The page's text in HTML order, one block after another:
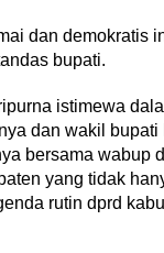
dan demokratis
bupati.
istimewa
dan wakil
bersama wabup
yang tidak
rutin dprd